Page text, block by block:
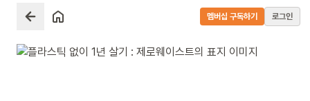
멤버십 구독하기 로그인